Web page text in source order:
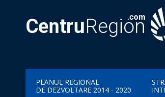
CentruRegion
.com
PLANUL REGIONAL
DE DEZVOLTARE 2014 - 2020